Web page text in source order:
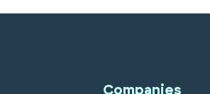
Companies